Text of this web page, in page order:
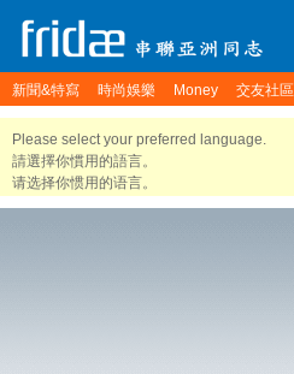
新聞&特寫 時尚娛樂 Money 交友社區
Please select your preferred language.
請選擇你慣用的語言。
请选择你惯用的语言。